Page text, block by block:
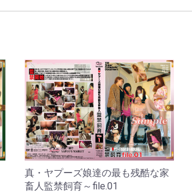
真・ヤプーズ娘達の最も残酷な家
畜人監禁飼育～file.01